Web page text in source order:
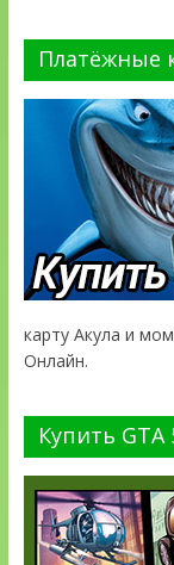
Платёжные
карту Акула и
Онлайн.
Купить GTA